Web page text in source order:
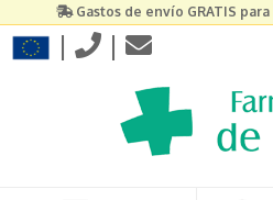
Gastos de envío GRATIS
| |